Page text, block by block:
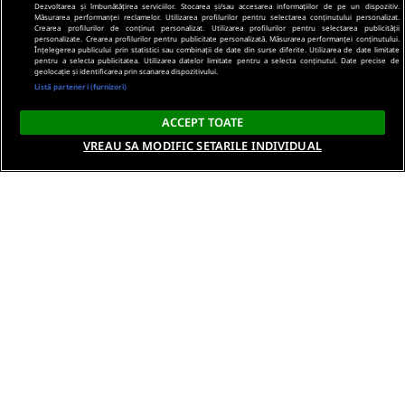
Dezvoltarea și îmbunătățirea serviciilor. Stocarea și/sau accesarea informațiilor de pe un dispozitiv.
Măsurarea performanței reclamelor. Utilizarea profilurilor pentru selectarea conținutului personalizat.
Crearea profilurilor de conținut personalizat. Utilizarea profilurilor pentru selectarea publicității
personalizate. Crearea profilurilor pentru publicitate personalizată. Măsurarea performanței conținutului.
Înțelegerea publicului prin statistici sau combinații de date din surse diferite. Utilizarea de date limitate
pentru a selecta publicitatea. Utilizarea datelor limitate pentru a selecta conținutul. Date precise de
geolocație și identificarea prin scanarea dispozitivului.
Listă parteneri (furnizori)
ACCEPT TOATE
VREAU SA MODIFIC SETARILE INDIVIDUAL